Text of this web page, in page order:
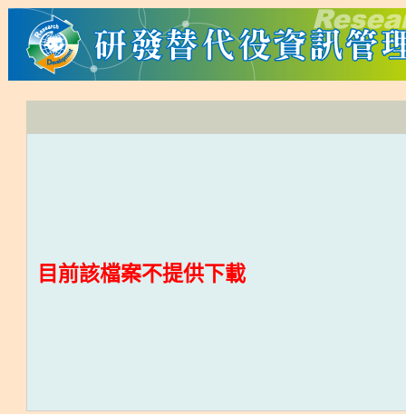
目前該檔案不提供下載